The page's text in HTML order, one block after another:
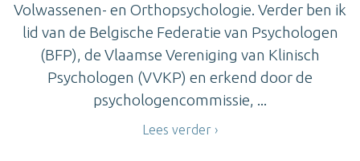
Volwassenen- en Orthopsychologie. Verder ben ik
lid van de Belgische Federatie van Psychologen
(BFP), de Vlaamse Vereniging van Klinisch
Psychologen (VVKP) en erkend door de
psychologencommissie, ...
Lees verder